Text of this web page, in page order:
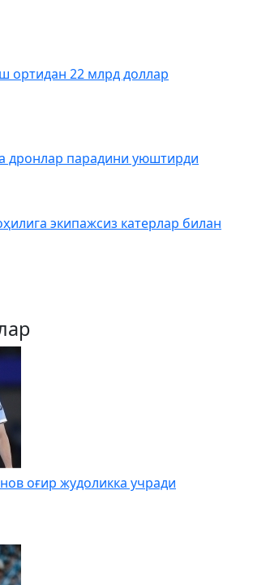
ортидан 22 млрд доллар
дронлар парадини уюштирди
экипажсиз катерлар билан
оғир жудоликка учради